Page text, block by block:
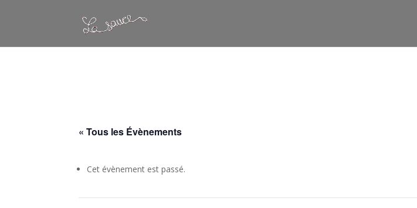
: Constant WP_CRON_LOCK_TIMEOUT already defined in
« Tous les Évènements
Cet évènement est passé.